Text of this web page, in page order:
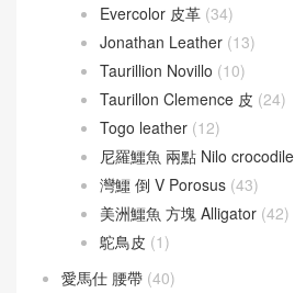
Evercolor 皮革 (34)
Jonathan Leather (13)
Taurillion Novillo (10)
Taurillon Clemence 皮 (24)
Togo leather (12)
尼羅鱷魚 兩點 Nilo crocodile
灣鱷 倒 V Porosus (43)
美洲鱷魚 方塊 Alligator (42)
鴕鳥皮 (1)
愛馬仕 腰帶 (40)